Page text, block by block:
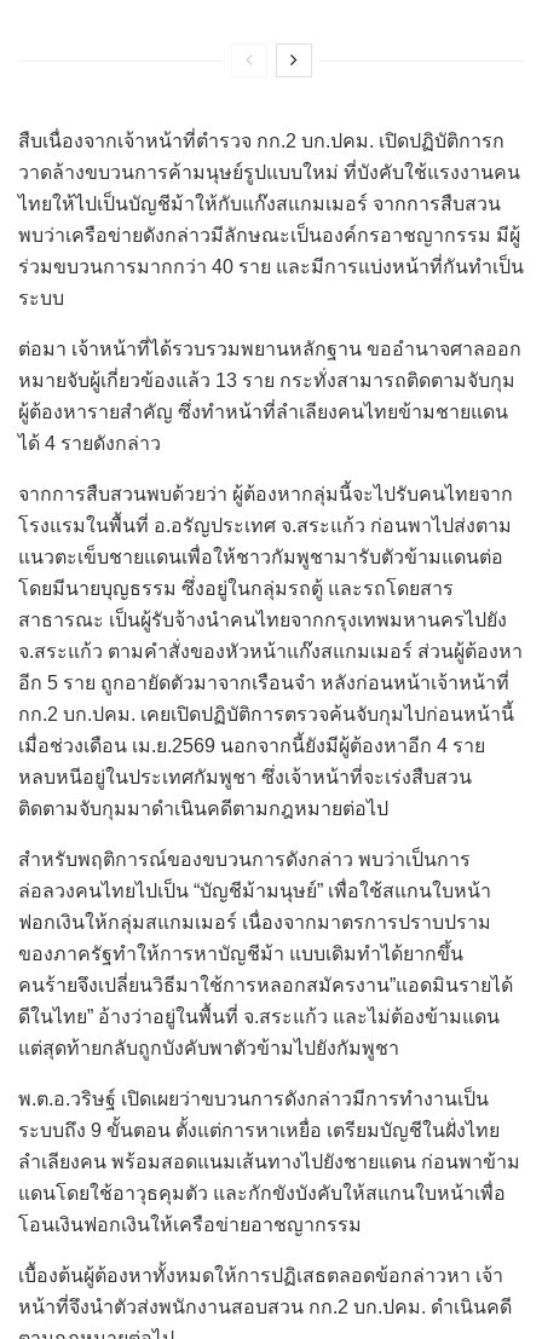
สืบเนื่องจากเจ้าหน้าที่ตำรวจ กก.2 บก.ปคม. เปิดปฏิบัติการก
วาดล้างขบวนการค้ามนุษย์รูปแบบใหม่ ที่บังคับใช้แรงงานคน
ไทยให้ไปเป็นบัญชีม้าให้กับแก๊งสแกมเมอร์ จากการสืบสวน
พบว่าเครือข่ายดังกล่าวมีลักษณะเป็นองค์กรอาชญากรรม มีผู้
ร่วมขบวนการมากกว่า 40 ราย และมีการแบ่งหน้าที่กันทำเป็น
ระบบ
ต่อมา เจ้าหน้าที่ได้รวบรวมพยานหลักฐาน ขออำนาจศาลออก
หมายจับผู้เกี่ยวข้องแล้ว 13 ราย กระทั่งสามารถติดตามจับกุม
ผู้ต้องหารายสำคัญ ซึ่งทำหน้าที่ลำเลียงคนไทยข้ามชายแดน
ได้ 4 รายดังกล่าว
จากการสืบสวนพบด้วยว่า ผู้ต้องหากลุ่มนี้จะไปรับคนไทยจาก
โรงแรมในพื้นที่ อ.อรัญประเทศ จ.สระแก้ว ก่อนพาไปส่งตาม
แนวตะเข็บชายแดนเพื่อให้ชาวกัมพูชามารับตัวข้ามแดนต่อ
โดยมีนายบุญธรรม ซึ่งอยู่ในกลุ่มรถตู้ และรถโดยสาร
สาธารณะ เป็นผู้รับจ้างนำคนไทยจากกรุงเทพมหานครไปยัง
จ.สระแก้ว ตามคำสั่งของหัวหน้าแก๊งสแกมเมอร์ ส่วนผู้ต้องหา
อีก 5 ราย ถูกอายัดตัวมาจากเรือนจำ หลังก่อนหน้าเจ้าหน้าที่
กก.2 บก.ปคม. เคยเปิดปฏิบัติการตรวจค้นจับกุมไปก่อนหน้านี้
เมื่อช่วงเดือน เม.ย.2569 นอกจากนี้ยังมีผู้ต้องหาอีก 4 ราย
หลบหนีอยู่ในประเทศกัมพูชา ซึ่งเจ้าหน้าที่จะเร่งสืบสวน
ติดตามจับกุมมาดำเนินคดีตามกฎหมายต่อไป
สำหรับพฤติการณ์ของขบวนการดังกล่าว พบว่าเป็นการ
ล่อลวงคนไทยไปเป็น “บัญชีม้ามนุษย์” เพื่อใช้สแกนใบหน้า
ฟอกเงินให้กลุ่มสแกมเมอร์ เนื่องจากมาตรการปราบปราม
ของภาครัฐทำให้การหาบัญชีม้า แบบเดิมทำได้ยากขึ้น
คนร้ายจึงเปลี่ยนวิธีมาใช้การหลอกสมัครงาน”แอดมินรายได้
ดีในไทย” อ้างว่าอยู่ในพื้นที่ จ.สระแก้ว และไม่ต้องข้ามแดน
แต่สุดท้ายกลับถูกบังคับพาตัวข้ามไปยังกัมพูชา
พ.ต.อ.วริษฐ์ เปิดเผยว่าขบวนการดังกล่าวมีการทำงานเป็น
ระบบถึง 9 ขั้นตอน ตั้งแต่การหาเหยื่อ เตรียมบัญชีในฝั่งไทย
ลำเลียงคน พร้อมสอดแนมเส้นทางไปยังชายแดน ก่อนพาข้าม
แดนโดยใช้อาวุธคุมตัว และกักขังบังคับให้สแกนใบหน้าเพื่อ
โอนเงินฟอกเงินให้เครือข่ายอาชญากรรม
เบื้องต้นผู้ต้องหาทั้งหมดให้การปฏิเสธตลอดข้อกล่าวหา เจ้า
หน้าที่จึงนำตัวส่งพนักงานสอบสวน กก.2 บก.ปคม. ดำเนินคดี